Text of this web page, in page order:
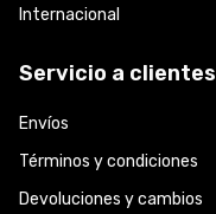
Internacional
Servicio a clientes
Envíos
Términos y condiciones
Devoluciones y cambios